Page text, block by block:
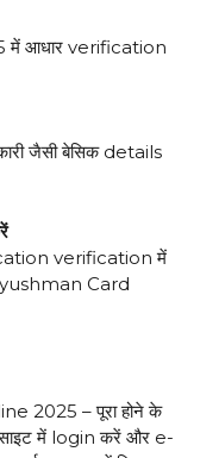
आधार verification
जैसी बेसिक details
verification में
Card
2025 – पूरा होने के
में login करें और e-